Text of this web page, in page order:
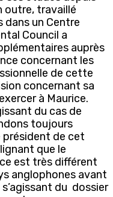
outre, travaillé
un Centre
Council a
auprès
concernant les
de cette
concernant sa
à Maurice.
du cas de
toujours
de cet
que le
est très différent
anglophones avant
du dossier